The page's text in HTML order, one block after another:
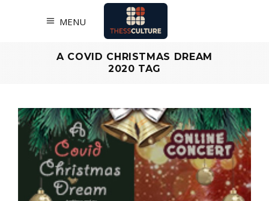
MENU
A COVID CHRISTMAS DREAM
2020 TAG